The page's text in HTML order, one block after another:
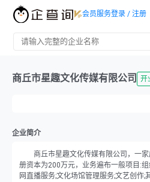
会员服务登录 / 注册
商丘市星趣文化传媒有限公司 开
企业简介
商丘市星趣文化传媒有限公司，一
册资本为200万元，业务遍布一般项目:
网直播服务;文化场馆管理服务;文艺创作;